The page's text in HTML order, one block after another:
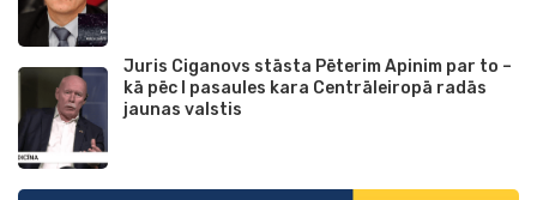
Juris Ciganovs stāsta Pēterim Apinim par to –
kā pēc I pasaules kara Centrāleiropā radās
jaunas valstis